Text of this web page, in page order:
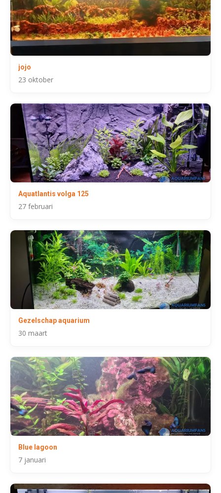
jojo
23 oktober
Aquatlantis volga 125
27 februari
Gezelschap aquarium
30 maart
Blue lagoon
7 januari